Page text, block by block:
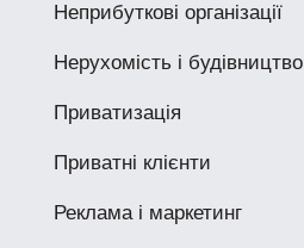
Неприбуткові організації
Нерухомість і будівництво
Приватизація
Приватні клієнти
Реклама і маркетинг